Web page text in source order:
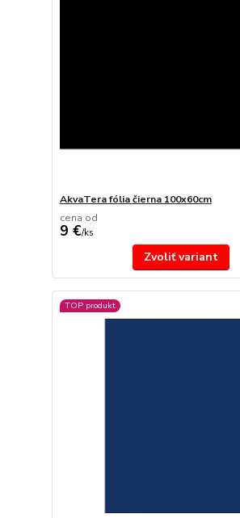
AkvaTera fólia čierna 100x60cm
cena od
9 €/ks
Zvoliť variant
TOP produkt